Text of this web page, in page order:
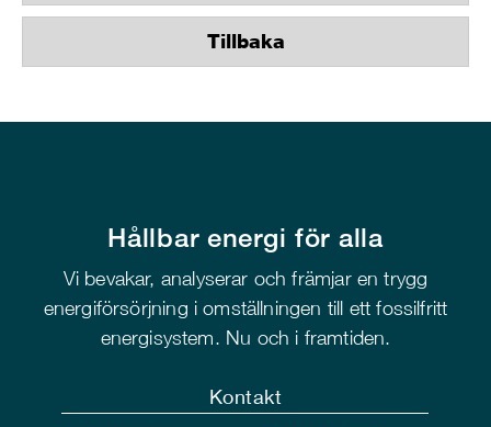
Tillbaka
Hållbar energi för alla
Vi bevakar, analyserar och främjar en trygg
energiförsörjning i omställningen till ett fossilfritt
energisystem. Nu och i framtiden.
Kontakt